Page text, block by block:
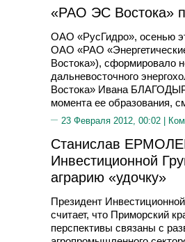
«РАО ЭС Востока»
ОАО «РусГидро», осенью
ОАО «РАО
Востока»), сформировало
дальневосточного
Востока» Ивана
момента ее образования,
23 Февраля 2012, 00:02 |
Станислав
Инвестиционной
аграрию «удочку»
Президент
считает, что Приморский
перспективы связаны с